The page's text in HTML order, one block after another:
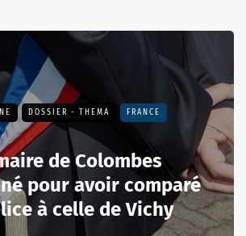
DOSSIER - THEMA FRANCE
de Colombes
pour avoir comparé
à celle de Vichy